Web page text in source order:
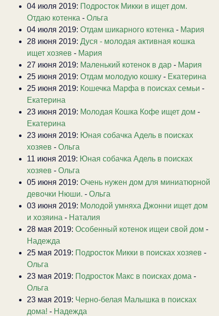
04 июля 2019: Подросток Микки в ищет дом.
Отдаю котенка - Ольга
04 июля 2019: Отдам шикарного котенка - Мария
28 июня 2019: Дуся - молодая активная кошка
ищет хозяев - Мария
27 июня 2019: Маленький котенок в дар - Мария
25 июня 2019: Отдам молодую кошку - Екатерина
25 июня 2019: Кошечка Марфа в поисках семьи -
Екатерина
23 июня 2019: Молодая Кошка Кофе ищет дом -
Екатерина
23 июня 2019: Юная собачка Адель в поисках
хозяев - Ольга
11 июня 2019: Юная собачка Адель в поисках
хозяев - Ольга
05 июня 2019: Очень нужен дом для миниатюрной
девочки Нюши. - Ольга
03 июня 2019: Молодой умняха Джонни ищет дом
и хозяина - Наталия
28 мая 2019: Особенный котенок ищеи свой дом -
Надежда
25 мая 2019: Подросток Микки в поисках хозяев -
Ольга
23 мая 2019: Подросток Макс в поисках дома -
Ольга
23 мая 2019: Черно-белая Малышка в поисках
дома! - Надежда